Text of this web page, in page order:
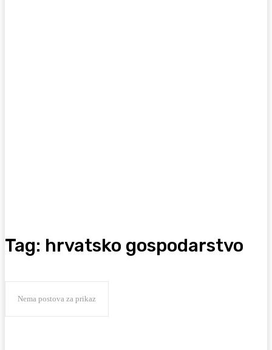
Tag: hrvatsko gospodarstvo
Nema postova za prikaz